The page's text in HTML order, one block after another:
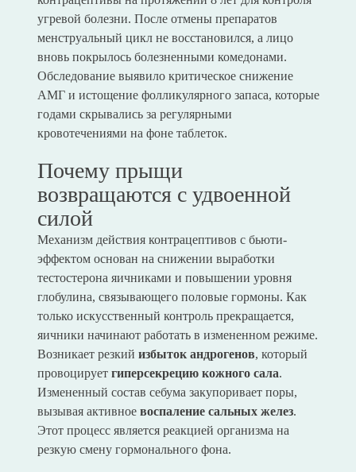
угревой болезни. После отмены препаратов
менструальный цикл не восстановился, а лицо
вновь покрылось болезненными комедонами.
Обследование выявило критическое снижение
АМГ и истощение фолликулярного запаса, которые
годами скрывались за регулярными
кровотечениями на фоне таблеток.
Почему прыщи
возвращаются с удвоенной
силой
Механизм действия контрацептивов с бьюти-
эффектом основан на снижении выработки
тестостерона яичниками и повышении уровня
глобулина, связывающего половые гормоны. Как
только искусственный контроль прекращается,
яичники начинают работать в измененном режиме.
Возникает резкий избыток андрогенов, который
провоцирует гиперсекрецию кожного сала.
Измененный состав себума закупоривает поры,
вызывая активное воспаление сальных желез.
Этот процесс является реакцией организма на
резкую смену гормонального фона.